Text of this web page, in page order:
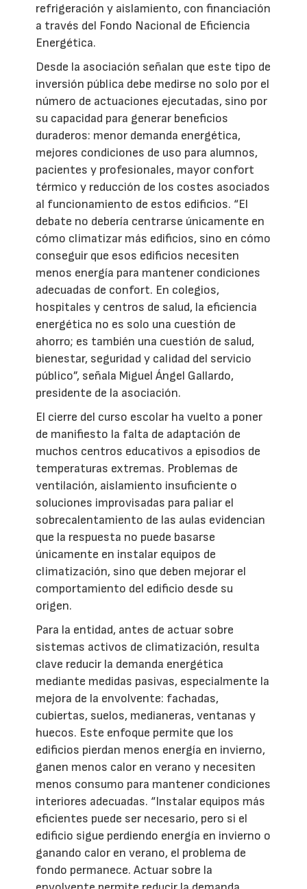
refrigeración y aislamiento, con financiación
a través del Fondo Nacional de Eficiencia
Energética.
Desde la asociación señalan que este tipo de
inversión pública debe medirse no solo por el
número de actuaciones ejecutadas, sino por
su capacidad para generar beneficios
duraderos: menor demanda energética,
mejores condiciones de uso para alumnos,
pacientes y profesionales, mayor confort
térmico y reducción de los costes asociados
al funcionamiento de estos edificios. “El
debate no debería centrarse únicamente en
cómo climatizar más edificios, sino en cómo
conseguir que esos edificios necesiten
menos energía para mantener condiciones
adecuadas de confort. En colegios,
hospitales y centros de salud, la eficiencia
energética no es solo una cuestión de
ahorro; es también una cuestión de salud,
bienestar, seguridad y calidad del servicio
público”, señala Miguel Ángel Gallardo,
presidente de la asociación.
El cierre del curso escolar ha vuelto a poner
de manifiesto la falta de adaptación de
muchos centros educativos a episodios de
temperaturas extremas. Problemas de
ventilación, aislamiento insuficiente o
soluciones improvisadas para paliar el
sobrecalentamiento de las aulas evidencian
que la respuesta no puede basarse
únicamente en instalar equipos de
climatización, sino que deben mejorar el
comportamiento del edificio desde su
origen.
Para la entidad, antes de actuar sobre
sistemas activos de climatización, resulta
clave reducir la demanda energética
mediante medidas pasivas, especialmente la
mejora de la envolvente: fachadas,
cubiertas, suelos, medianeras, ventanas y
huecos. Este enfoque permite que los
edificios pierdan menos energía en invierno,
ganen menos calor en verano y necesiten
menos consumo para mantener condiciones
interiores adecuadas. “Instalar equipos más
eficientes puede ser necesario, pero si el
edificio sigue perdiendo energía en invierno o
ganando calor en verano, el problema de
fondo permanece. Actuar sobre la